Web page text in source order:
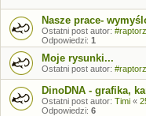
Nasze prace-
Ostatni post autor:
Odpowiedzi: 1
Moje rysunki...
Ostatni post autor:
DinoDNA - grafika,
Ostatni post autor: Timi «
Odpowiedzi: 6